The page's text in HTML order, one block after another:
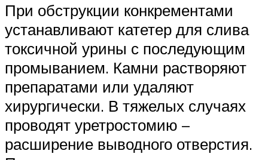
При обструкции конкрементами
устанавливают катетер для слива
токсичной урины с последующим
промыванием. Камни растворяют
препаратами или удаляют
хирургически. В тяжелых случаях
проводят уретростомию –
расширение выводного отверстия.